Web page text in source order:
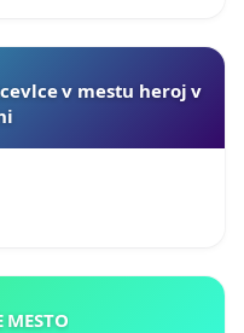
v mestu heroj v
KAMNIK MOJE MESTO